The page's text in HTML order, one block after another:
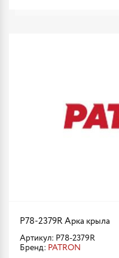
P78-2379R Арка крыла
Артикул: P78-2379R
Бренд: PATRON